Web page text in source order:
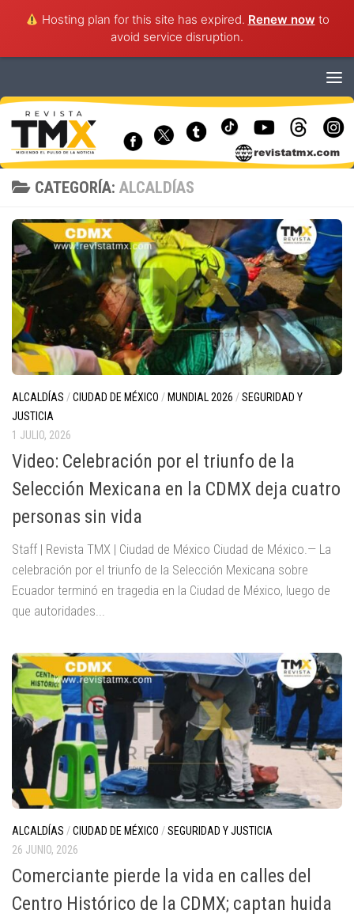
Hosting plan for this site has expired. Renew now to
avoid service disruption.
CATEGORÍA: ALCALDÍAS
ALCALDÍAS /CIUDAD DE MÉXICO / MUNDIAL 2026 /SEGURIDAD Y
JUSTICIA
1 JULIO, 2026
Video: Celebración por el triunfo de la
Selección Mexicana en la CDMX deja cuatro
personas sin vida
Staff | Revista TMX | Ciudad de México Ciudad de México.— La
celebración por el triunfo de la Selección Mexicana sobre
Ecuador terminó en tragedia en la Ciudad de México, luego de
que autoridades...
ALCALDÍAS /CIUDAD DE MÉXICO /SEGURIDAD Y JUSTICIA
26 JUNIO, 2026
Comerciante pierde la vida en calles del
Centro Histórico de la CDMX; captan huida